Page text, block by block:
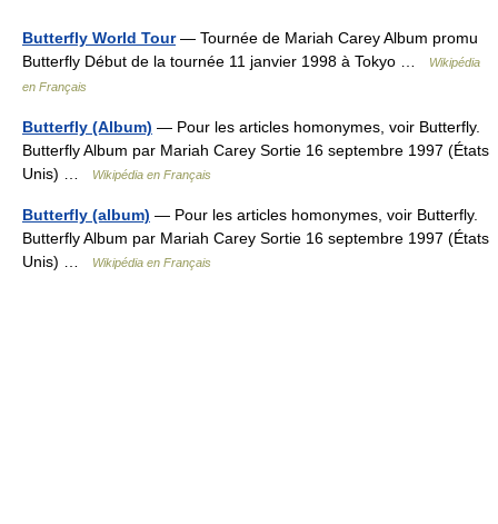
Butterfly World Tour— Tournée de Mariah Carey Album promu
Butterfly Début de la tournée 11 janvier 1998 à Tokyo …
Wikipédia
en Français
Butterfly (Album) — Pour les articles homonymes, voir Butterfly.
Butterfly Album par Mariah Carey Sortie 16 septembre 1997 (États
Unis) …
Wikipédia en Français
Butterfly (album) — Pour les articles homonymes, voir Butterfly.
Butterfly Album par Mariah Carey Sortie 16 septembre 1997 (États
Unis) …
Wikipédia en Français